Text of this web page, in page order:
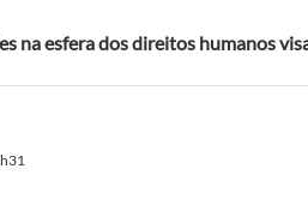
na esfera dos direitos humanos